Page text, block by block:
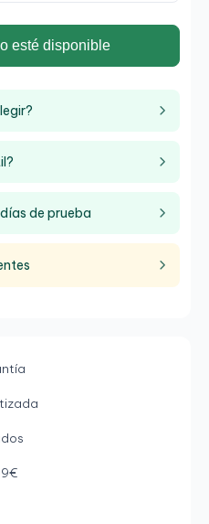
esté disponible
de prueba